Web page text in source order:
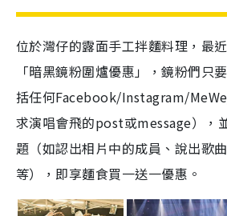
位於灣仔的露面手工拌麵料理，最
「暗黑鏡粉圍爐優惠」，鏡粉們只
括任何Facebook/Instagram/
求演唱會飛的post或message），
題（如認出相片中的成員、說出歌
等），即享麵食買一送一優惠。